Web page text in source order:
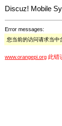
Discuz! Mobile
Error messages:
您当前的访问请求当中
www.orangepi.org 此错